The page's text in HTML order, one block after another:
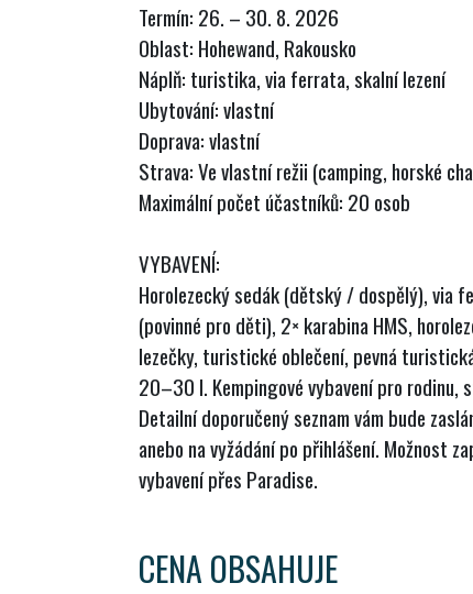
Termín: 26. – 30. 8. 2026
Oblast: Hohewand, Rakousko
Náplň: turistika, via ferrata, skalní lezení
Ubytování: vlastní
Doprava: vlastní
Strava: Ve vlastní režii (camping, horské
Maximální počet účastníků: 20 osob
VYBAVENÍ:
Horolezecký sedák (dětský / dospělý), via
(povinné pro děti), 2× karabina HMS,
lezečky, turistické oblečení, pevná
20–30 l. Kempingové vybavení pro rodinu,
Detailní doporučený seznam vám bude
anebo na vyžádání po přihlášení. Možnost
vybavení přes Paradise.
CENA OBSAHUJE